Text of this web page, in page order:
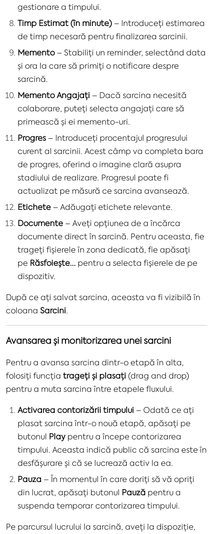
gestionare a timpului.
Timp Estimat (în minute) – Introduceți estimarea
de timp necesară pentru finalizarea sarcinii.
Memento – Stabiliți un reminder, selectând data
și ora la care să primiți o notificare despre
sarcină.
Memento Angajați – Dacă sarcina necesită
colaborare, puteți selecta angajați care să
primească și ei memento-uri.
Progres – Introduceți procentajul progresului
curent al sarcinii. Acest câmp va completa bara
de progres, oferind o imagine clară asupra
stadiului de realizare. Progresul poate fi
actualizat pe măsură ce sarcina avansează.
Etichete – Adăugați etichete relevante.
Documente – Aveți opțiunea de a încărca
documente direct în sarcină. Pentru aceasta, fie
trageți fișierele în zona dedicată, fie apăsați
pe Răsfoiește... pentru a selecta fișierele de pe
dispozitiv.
După ce ați salvat sarcina, aceasta va fi vizibilă în
coloana Sarcini.
Avansarea și monitorizarea unei sarcini
Pentru a avansa sarcina dintr-o etapă în alta,
folosiți funcția trageți și plasați (drag and drop)
pentru a muta sarcina între etapele fluxului.
Activarea contorizării timpului – Odată ce ați
plasat sarcina într-o nouă etapă, apăsați pe
butonul Play pentru a începe contorizarea
timpului. Aceasta indică public că sarcina este în
desfășurare și că se lucrează activ la ea.
Pauza – În momentul în care doriți să vă opriți
din lucrat, apăsați butonul Pauză pentru a
suspenda temporar contorizarea timpului.
Pe parcursul lucrului la sarcină, aveți la dispoziție,